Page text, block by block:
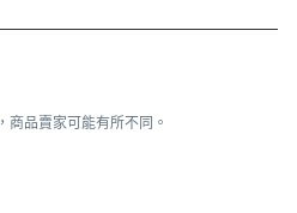
商品賣家可能有所不同。